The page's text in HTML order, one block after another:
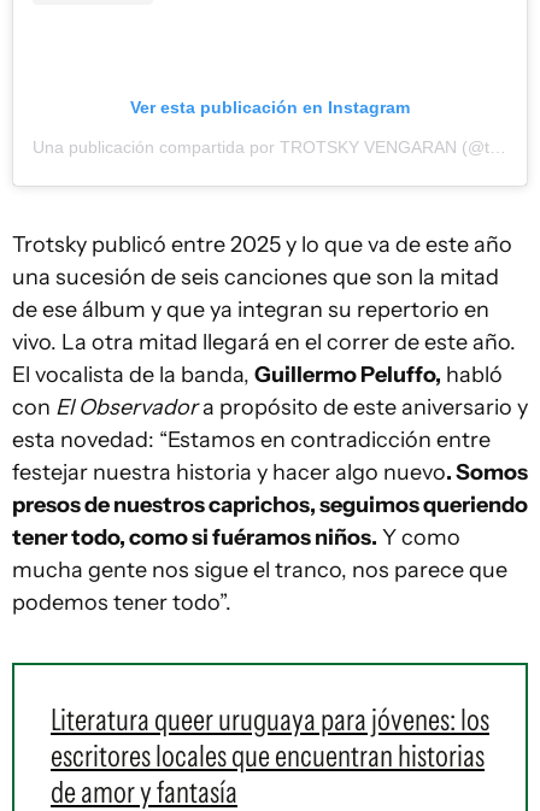
Ver esta publicación en Instagram
Trotsky publicó entre 2025 y lo que va de este año
una sucesión de seis canciones que son la mitad
de ese álbum y que ya integran su repertorio en
vivo. La otra mitad llegará en el correr de este año.
El vocalista de la banda, Guillermo Peluffo, habló
con El Observadora propósito de este aniversario y
esta novedad: “Estamos en contradicción entre
festejar nuestra historia y hacer algo nuevo. Somos
presos de nuestros caprichos, seguimos queriendo
tener todo, como si fuéramos niños. Y como
mucha gente nos sigue el tranco, nos parece que
podemos tener todo”.
Literatura queer uruguaya para jóvenes: los
escritores locales que encuentran historias
de amor y fantasía